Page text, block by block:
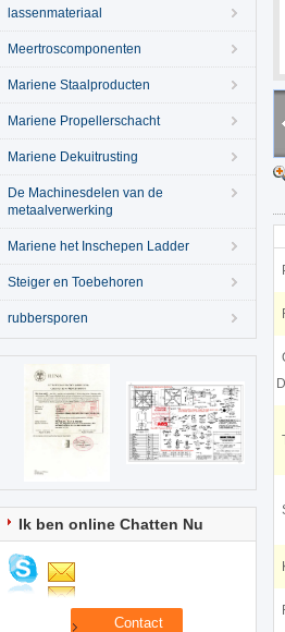
lassenmateriaal
Meertroscomponenten
Mariene Staalproducten
Mariene Propellerschacht
Mariene Dekuitrusting
De Machinesdelen van de
metaalverwerking
Mariene het Inschepen Ladder
Steiger en Toebehoren
rubbersporen
Ik ben online Chatten Nu